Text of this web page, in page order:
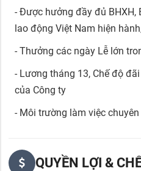
- Được hưởng đầy đủ BHXH,
lao động Việt Nam hiện
- Thưởng các ngày Lễ lớn
- Lương tháng 13, Chế độ
của Công ty
- Môi trường làm việc
QUYỀN LỢI &